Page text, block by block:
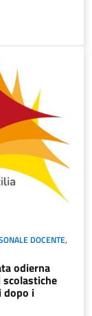
DOCENTE,
odierna
dopo i